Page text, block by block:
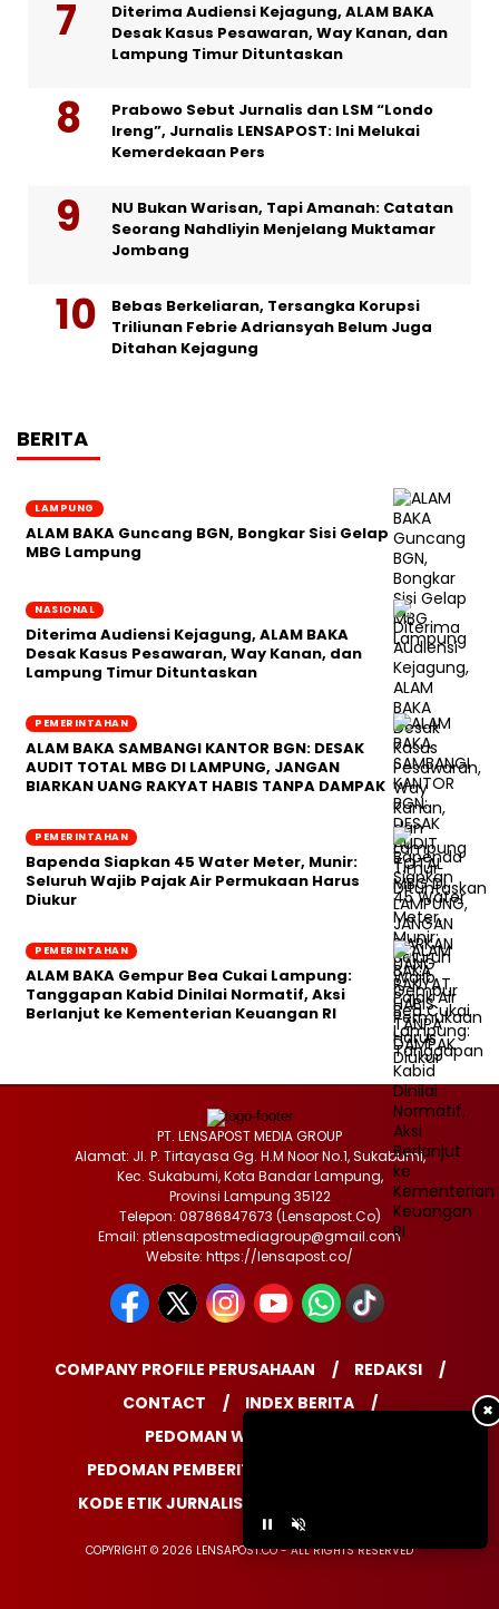
Diterima Audiensi Kejagung, ALAM BAKA
Desak Kasus Pesawaran, Way Kanan, dan
Lampung Timur Dituntaskan
Prabowo Sebut Jurnalis dan LSM “Londo
Ireng”, Jurnalis LENSAPOST: Ini Melukai
Kemerdekaan Pers
NU Bukan Warisan, Tapi Amanah: Catatan
Seorang Nahdliyin Menjelang Muktamar
Jombang
Bebas Berkeliaran, Tersangka Korupsi
Triliunan Febrie Adriansyah Belum Juga
Ditahan Kejagung
BERITA
LAMPUNG
ALAM BAKA Guncang BGN, Bongkar Sisi Gelap
MBG Lampung
NASIONAL
Diterima Audiensi Kejagung, ALAM BAKA
Desak Kasus Pesawaran, Way Kanan, dan
Lampung Timur Dituntaskan
PEMERINTAHAN
ALAM BAKA SAMBANGI KANTOR BGN: DESAK
AUDIT TOTAL MBG DI LAMPUNG, JANGAN
BIARKAN UANG RAKYAT HABIS TANPA DAMPAK
PEMERINTAHAN
‎Bapenda Siapkan 45 Water Meter, Munir:
Seluruh Wajib Pajak Air Permukaan Harus
Diukur
PEMERINTAHAN
ALAM BAKA Gempur Bea Cukai Lampung:
Tanggapan Kabid Dinilai Normatif, Aksi
Berlanjut ke Kementerian Keuangan RI
✖
PT. LENSAPOST MEDIA GROUP
Alamat: Jl. P. Tirtayasa Gg. H.M Noor No.1, Sukabumi,
Kec. Sukabumi, Kota Bandar Lampung,
Provinsi Lampung 35122
Telepon: 08786847673 (Lensapost.Co)
Email: ptlensapostmediagroup@gmail.com
Website: https://lensapost.co/
COMPANY PROFILE PERUSAHAAN
REDAKSI
CONTACT
INDEX BERITA
PEDOMAN WARTAWAN
PEDOMAN PEMBERITAAN MEDIA SIBER
KODE ETIK JURNALISTIK
COPYRIGHT © 2026 LENSAPOST.CO - ALL RIGHTS RESERVED